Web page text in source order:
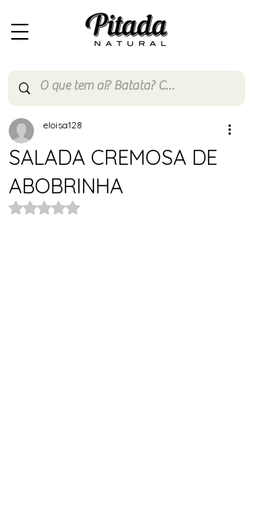
SALADA CREMOSA DE
ABOBRINHA
eloisa128
Avaliado com NaN de 5 estrelas.